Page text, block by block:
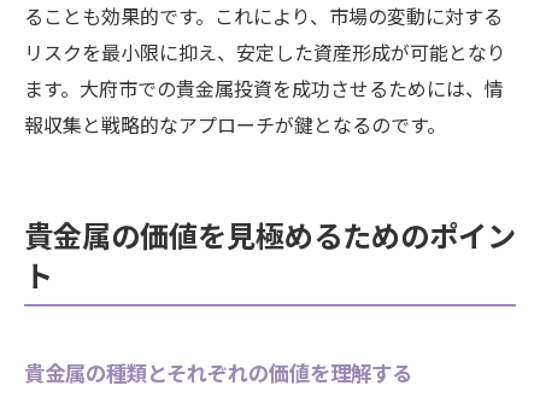
ることも効果的です。これにより、市場の変動に対する
リスクを最小限に抑え、安定した資産形成が可能となり
ます。大府市での貴金属投資を成功させるためには、情
報収集と戦略的なアプローチが鍵となるのです。
貴金属の価値を見極めるためのポイン
ト
貴金属の種類とそれぞれの価値を理解する